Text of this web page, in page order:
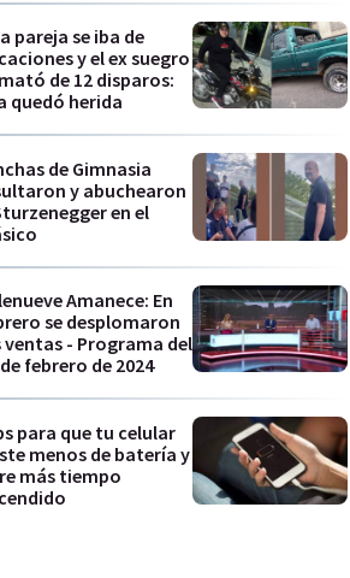
pareja se iba de
y el ex suegro
de 12 disparos:
quedó herida
de Gimnasia
y abuchearon
en el
Amanece: En
se desplomaron
ventas - Programa del
febrero de 2024
para que tu celular
menos de batería y
más tiempo